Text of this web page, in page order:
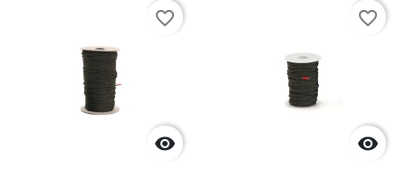

favorite_border

favorite_border